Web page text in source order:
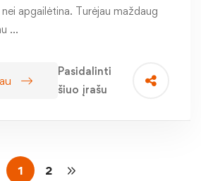
apgailėtina. Turėjau maždaug
…
Pasidalinti
šiuo įrašu
1 2